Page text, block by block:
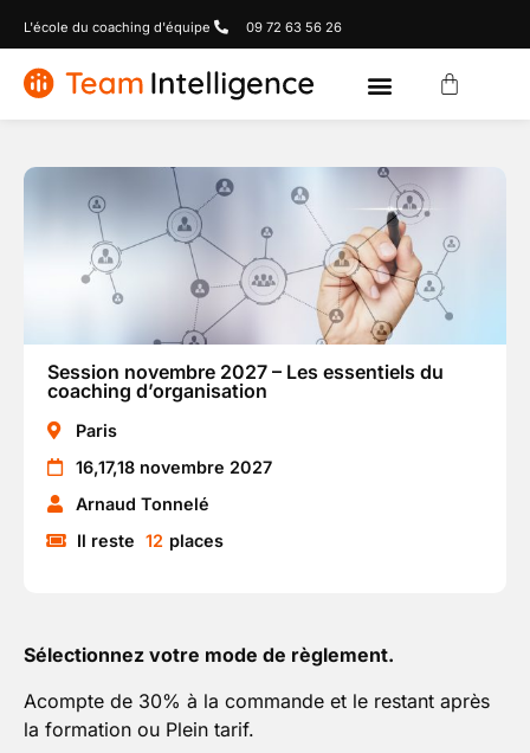
L'école du coaching d'équipe 09 72 63 56 26
Session novembre 2027 – Les essentiels du
coaching d’organisation
Paris
16,17,18 novembre 2027
Arnaud Tonnelé
Il reste 12 places
Sélectionnez votre mode de règlement.
Acompte de 30% à la commande et le restant après
la formation ou Plein tarif.